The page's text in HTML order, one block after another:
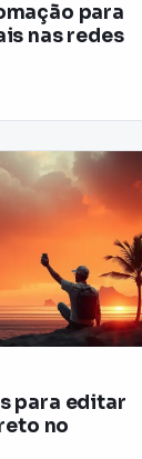
para
nas redes
para editar
no